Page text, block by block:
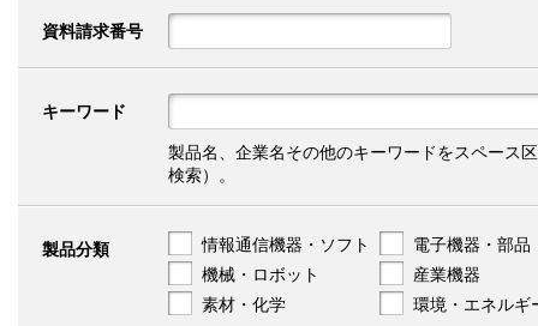
資料請求番号
キーワード
製品名、企業名その他のキーワードをスペース
検索）。
製品分類 情報通信機器・ソフト
電子機器・部品
機械・ロボット
産業機器
素材・化学
環境・エネルギ